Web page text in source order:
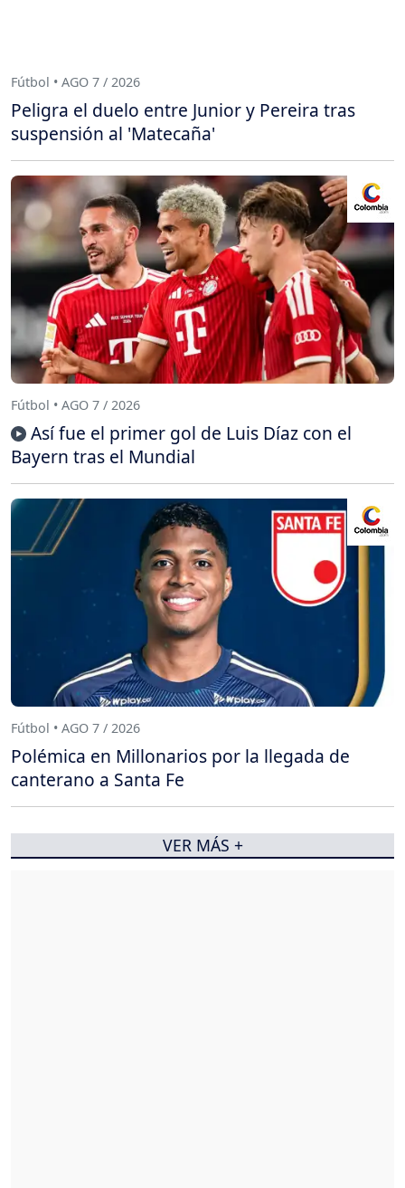
Fútbol • AGO 7 / 2026
Peligra el duelo entre Junior y Pereira tras
suspensión al 'Matecaña'
Fútbol • AGO 7 / 2026
Así fue el primer gol de Luis Díaz con el
Bayern tras el Mundial
Fútbol • AGO 7 / 2026
Polémica en Millonarios por la llegada de
canterano a Santa Fe
VER MÁS +